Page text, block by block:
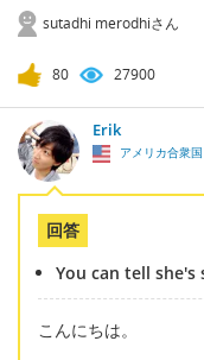
sutadhi merodhiさん
80 27900
Erik
アメリカ合衆国
回答
You can tell she's
こんにちは。